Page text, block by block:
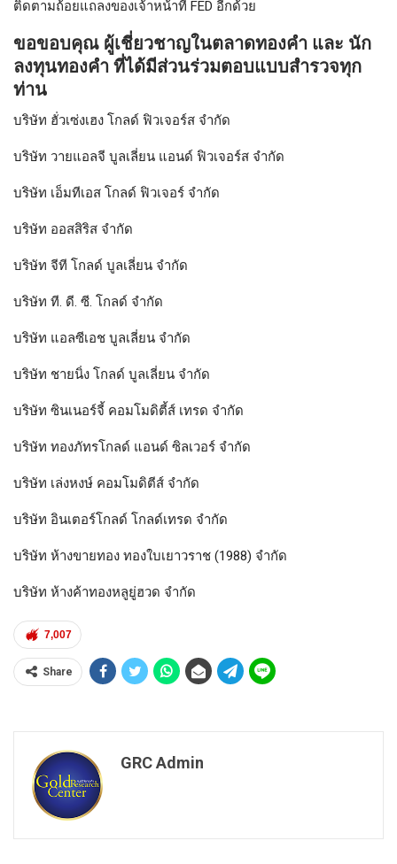
ติดตามถ้อยแถลงของเจ้าหน้าที่ FED อีกด้วย
ขอขอบคุณ ผู้เชี่ยวชาญในตลาดทองคำ และ นัก
ลงทุนทองคำ ที่ได้มีส่วนร่วมตอบแบบสำรวจทุก
ท่าน
บริษัท ฮั่วเซ่งเฮง โกลด์ ฟิวเจอร์ส จำกัด
บริษัท วายแอลจี บูลเลี่ยน แอนด์ ฟิวเจอร์ส จำกัด
บริษัท เอ็มทีเอส โกลด์ ฟิวเจอร์ จำกัด
บริษัท ออสสิริส จำกัด
บริษัท จีที โกลด์ บูลเลี่ยน จำกัด
บริษัท ที. ดี. ซี. โกลด์ จำกัด
บริษัท แอลซีเอช บูลเลี่ยน จำกัด
บริษัท ชายนิ่ง โกลด์ บูลเลี่ยน จำกัด
บริษัท ซินเนอร์จี้ คอมโมดิตี้ส์ เทรด จำกัด
บริษัท ทองภัทรโกลด์ แอนด์ ซิลเวอร์ จำกัด
บริษัท เล่งหงษ์ คอมโมดิตีส์ จำกัด
บริษัท อินเตอร์โกลด์ โกลด์เทรด จำกัด
บริษัท ห้างขายทอง ทองใบเยาวราช (1988) จำกัด
บริษัท ห้างค้าทองหลูยู่ฮวด จำกัด
7,007
Share
GRC Admin